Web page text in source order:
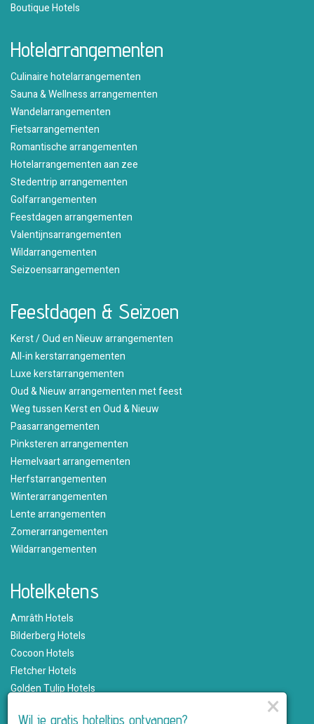
Boutique Hotels
Hotelarrangementen
Culinaire hotelarrangementen
Sauna & Wellness arrangementen
Wandelarrangementen
Fietsarrangementen
Romantische arrangementen
Hotelarrangementen aan zee
Stedentrip arrangementen
Golfarrangementen
Feestdagen arrangementen
Valentijnsarrangementen
Wildarrangementen
Seizoensarrangementen
Feestdagen & Seizoen
Kerst / Oud en Nieuw arrangementen
All-in kerstarrangementen
Luxe kerstarrangementen
Oud & Nieuw arrangementen met feest
Weg tussen Kerst en Oud & Nieuw
Paasarrangementen
Pinksteren arrangementen
Hemelvaart arrangementen
Herfstarrangementen
Winterarrangementen
Lente arrangementen
Zomerarrangementen
Wildarrangementen
Hotelketens
Amrâth Hotels
Bilderberg Hotels
Cocoon Hotels
Fletcher Hotels
Golden Tulip Hotels
×
Wil je gratis hoteltips ontvangen?